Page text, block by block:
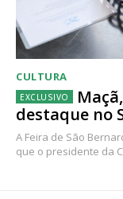
CULTURA
destaque no
A Feira de São
que o presidente da